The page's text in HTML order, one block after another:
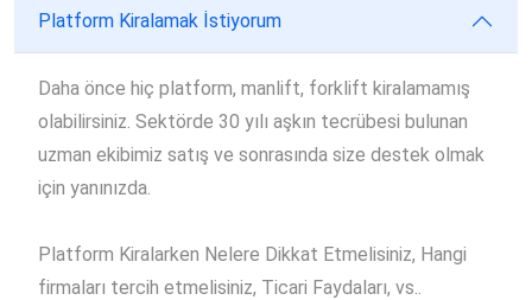
Platform Kiralamak İstiyorum
Daha önce hiç platform, manlift, forklift kiralamamış
olabilirsiniz. Sektörde 30 yılı aşkın tecrübesi bulunan
uzman ekibimiz satış ve sonrasında size destek olmak
için yanınızda.
Platform Kiralarken Nelere Dikkat Etmelisiniz, Hangi
firmaları tercih etmelisiniz, Ticari Faydaları, vs..